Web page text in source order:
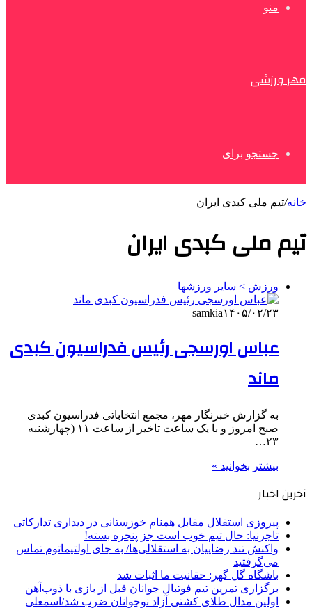
منو
مهر ورزشی
جستجو برای
خانه/تیم ملی کبدی ایران
تیم ملی کبدی ایران
ورزش > سایر ورزشها
samkia۱۴۰۵/۰۲/۲۳
عباس اورسجی رئیس فدراسیون کبدی
ماند
به گزارش خبرنگار مهر، مجمع انتخاباتی فدراسیون کبدی
صبح امروز و با یک ساعت تاخیر از ساعت ۱۱ (چهارشنبه
۲۳…
بیشتر بخوانید »
آخرین اخبار
پیروزی استقلال مقابل همنام خوزستانی در دیداری تدارکاتی
تاجرنیا: حال تیم خوب است جز پنجره بسته!
واکنش تند رضاییان به استقلالی‌ها/ به جای اولتیماتوم تماس
می‌گرفتید
باشگاه گل گهر: حقانیت ما اثبات شد
برگزاری تمرین تیم فوتبال جوانان قبل از بازی با ذوب‌آهن
اولین مدال طلای کشتی آزاد نوجوانان ضرب شد/اسمعلی